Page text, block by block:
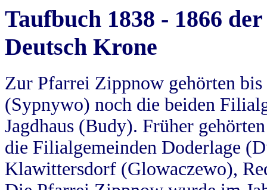
Taufbuch 1838 - 1866
Deutsch Krone
Zur Pfarrei Zippnow gehörten
(Sypnywo) noch die beiden
Jagdhaus (Budy). Früher
die Filialgemeinden Doderlage
Klawittersdorf (Glowaczewo),